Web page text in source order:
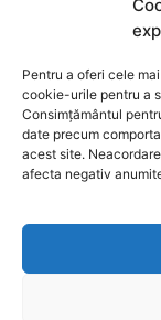
Pentru a oferi cele
cookie-urile pentru a
Consimțământul
date precum
acest site.
afecta negativ
Mi a blokklánc
This website